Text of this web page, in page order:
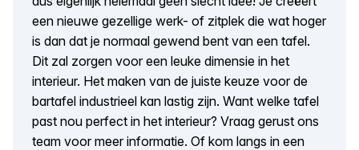
een nieuwe gezellige werk- of zitplek die wat hoger
is dan dat je normaal gewend bent van een tafel.
Dit zal zorgen voor een leuke dimensie in het
interieur. Het maken van de juiste keuze voor de
bartafel industrieel kan lastig zijn. Want welke tafel
past nou perfect in het interieur? Vraag gerust ons
team voor meer informatie. Of kom langs in een